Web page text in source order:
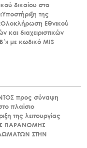
δικαίου στο
της
Εθνικού
και διαχειριστικών
με κωδικό MIS
προς σύναψη
πλαίσιο
της λειτουργίας
ΠΑΡΑΝΟΜΗΣ
ΣΤΗΝ